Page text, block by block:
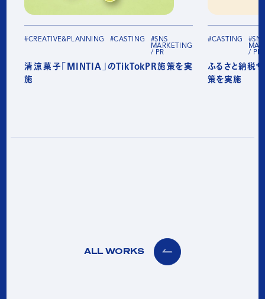
#CREATIVE&PLANNING #CASTING
#SNS
MARKETING
/ PR
清涼菓子「MINTIA」のTikTokPR施策を実
施
#CASTING
#SNS
/ PR
ふるさと納税
策を実施
ALL WORKS